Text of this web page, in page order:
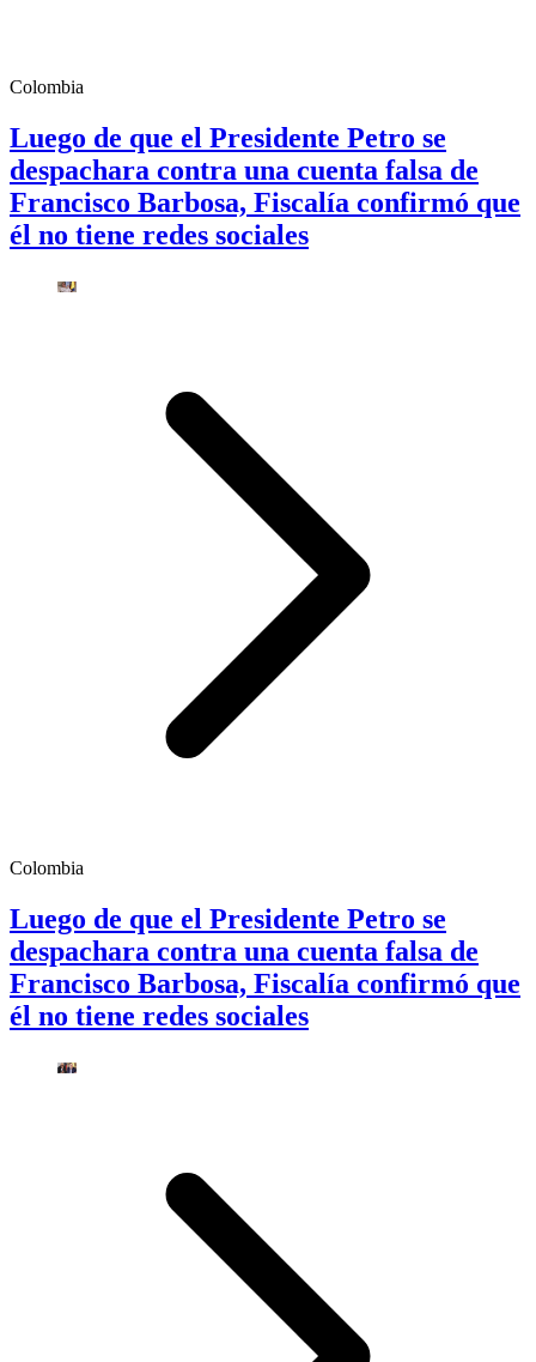
Colombia
Luego de que el Presidente Petro se
despachara contra una cuenta falsa de
Francisco Barbosa, Fiscalía confirmó que
él no tiene redes sociales
Colombia
Luego de que el Presidente Petro se
despachara contra una cuenta falsa de
Francisco Barbosa, Fiscalía confirmó que
él no tiene redes sociales